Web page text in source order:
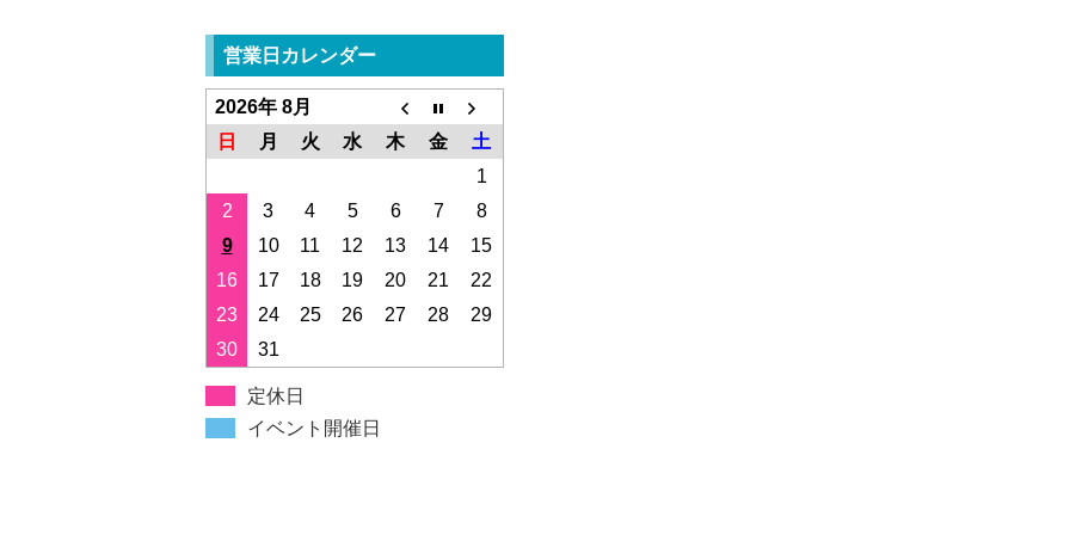
営業日カレンダー
2026年 8月
日
月 火 水 木 金
土
1
2
3 4 5 6 7
8
9
10 11 12 13 14
15
16
17 18 19 20 21
22
23
24 25 26 27 28
29
30
31
定休日
イベント開催日